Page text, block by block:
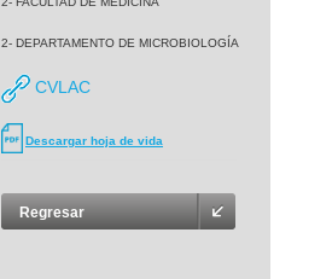
2- DEPARTAMENTO DE MICROBIOLOGÍA
CVLAC
Descargar hoja de vida
Regresar